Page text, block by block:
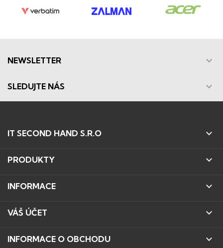
NEWSLETTER 
SLEDUJTE NÁS 
IT SECOND HAND S.R.O 
PRODUKTY 
INFORMACE 
VÁŠ ÚČET 
INFORMACE O OBCHODU 